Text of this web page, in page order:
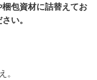
包資材に詰替えてお
い。
。